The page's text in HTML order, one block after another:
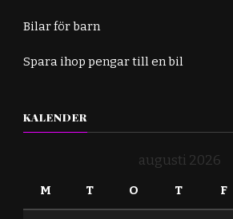
Bilar för barn
Spara ihop pengar till en bil
KALENDER
augusti 2026
M T O T F